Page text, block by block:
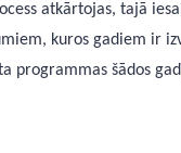
atkārtojas, tajā
kuros gadiem ir
programmas šādos